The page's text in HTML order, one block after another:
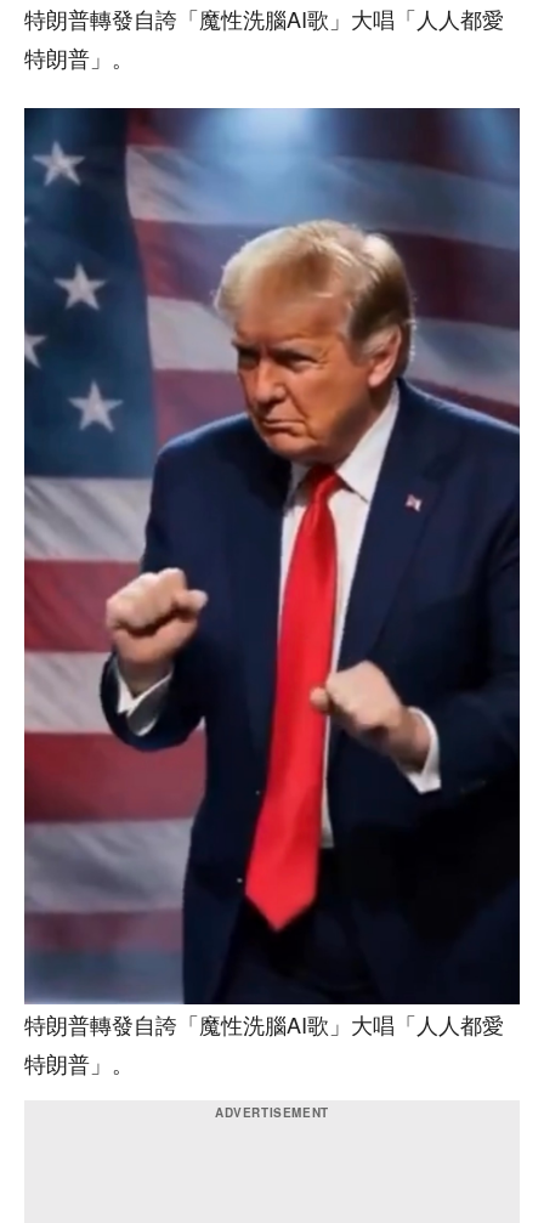
特朗普轉發自誇「魔性洗腦AI歌」大唱「人人都愛
特朗普」。
特朗普轉發自誇「魔性洗腦AI歌」大唱「人人都愛
特朗普」。